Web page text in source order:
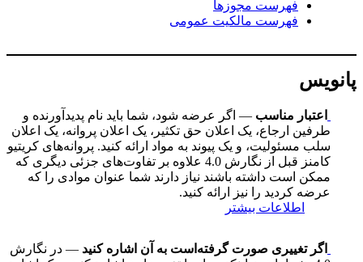
فهرست مجوزها
فهرست مالکیت عمومی
پانویس
اعتبار مناسب — اگر عرضه شود، شما باید نام پدیدآورنده و
طرفین ارجاع، یک اعلان حق تکثیر، یک اعلان پروانه، یک اعلان
سلب مسئولیت، و یک پیوند به مواد ارائه کنید. پروانه‌های کریتیو
کامنز قبل از نگارش 4.0 علاوه بر تفاوت‌های جزئی دیگری که
ممکن است داشته باشند نیاز دارند شما عنوان موادی را که
عرضه کردید را نیز ارائه کنید.
اطلاعات بیشتر
اگر تغییری صورت گرفته‌است به آن اشاره کنید — در نگارش